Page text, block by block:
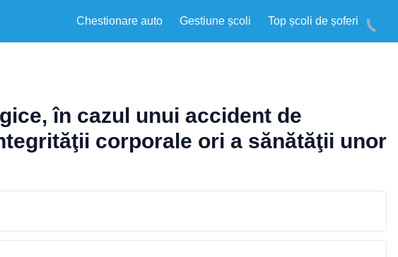
Chestionare auto Gestiune școli Top școli de șoferi
în cazul unui accident de
corporale ori a sănătăţii unor